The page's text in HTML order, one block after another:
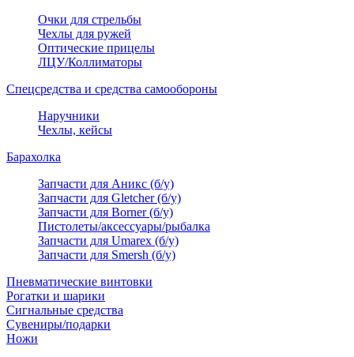
Очки для стрельбы
Чехлы для ружей
Оптические прицелы
ЛЦУ/Коллиматоры
Спецсредства и средства самообороны
Наручники
Чехлы, кейсы
Барахолка
Запчасти для Аникс (б/у)
Запчасти для Gletcher (б/у)
Запчасти для Borner (б/у)
Пистолеты/аксессуары/рыбалка
Запчасти для Umarex (б/у)
Запчасти для Smersh (б/у)
Пневматические винтовки
Рогатки и шарики
Сигнальные средства
Сувениры/подарки
Ножи